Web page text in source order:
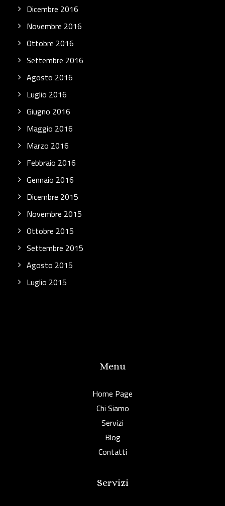
Dicembre 2016
Novembre 2016
Ottobre 2016
Settembre 2016
Agosto 2016
Luglio 2016
Giugno 2016
Maggio 2016
Marzo 2016
Febbraio 2016
Gennaio 2016
Dicembre 2015
Novembre 2015
Ottobre 2015
Settembre 2015
Agosto 2015
Luglio 2015
Menu
Home Page
Chi Siamo
Servizi
Blog
Contatti
Servizi